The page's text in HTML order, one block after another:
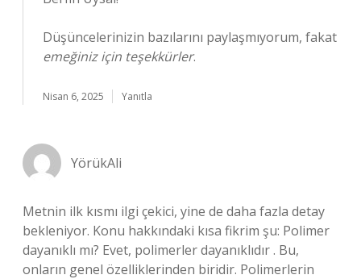
Düşüncelerinizin bazılarını paylaşmıyorum, fakat
emeğiniz için teşekkürler.
Nisan 6, 2025 Yanıtla
YörükAli
Metnin ilk kısmı ilgi çekici, yine de daha fazla detay
bekleniyor. Konu hakkındaki kısa fikrim şu: Polimer
dayanıklı mı? Evet, polimerler dayanıklıdır . Bu,
onların genel özelliklerinden biridir. Polimerlerin